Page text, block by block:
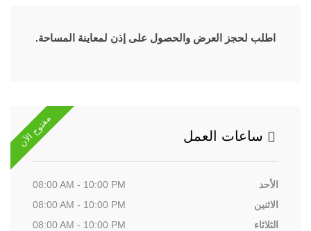
اطلب لحجز العرض والحصول على إذن لمعاينة المساحة.
مفتوح الآن ساعات العمل
الأحد
08:00 AM - 10:00 PM
الاثنين
08:00 AM - 10:00 PM
الثلاثاء
08:00 AM - 10:00 PM